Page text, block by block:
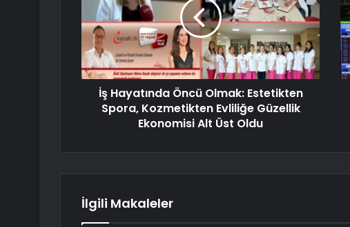
İş Hayatında Öncü Olmak: Estetikten
Spora, Kozmetikten Evliliğe Güzellik
Ekonomisi Alt Üst Oldu
İlgili Makaleler